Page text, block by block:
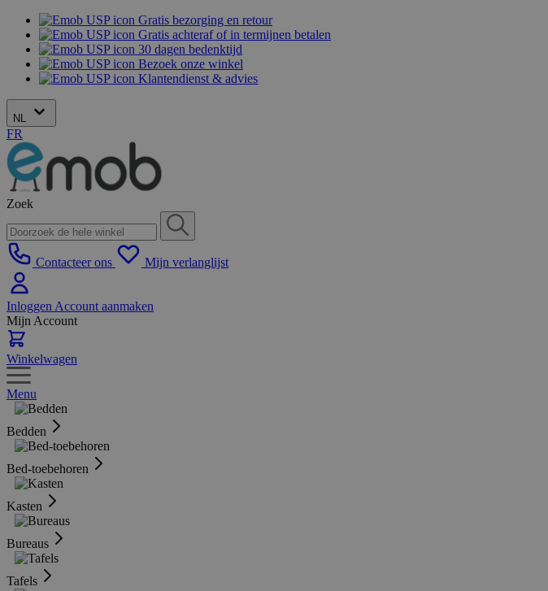
Gratis bezorging en retour
Gratis achteraf of in termijnen betalen
30 dagen bedenktijd
Bezoek onze winkel
Klantendienst & advies
NL
FR
Zoek
Contacteer ons Mijn verlanglijst
Inloggen Account aanmaken
Mijn Account
Winkelwagen
Menu
Bedden
Bed-toebehoren
Kasten
Bureaus
Tafels